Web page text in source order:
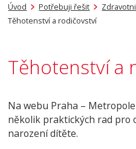
Úvod Potřebuji řešit
Těhotenství a rodičovství
Těhotenství a
Na webu Praha –
několik praktických rad pro
narození dítěte.